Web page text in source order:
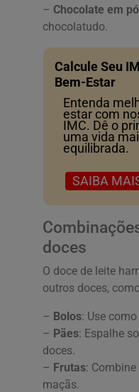
– Chocolate em pó
chocolatudo.
Calcule Seu
Bem-Estar
Entenda
estar com
IMC. Dê o
uma vida
equilibrada.
SAIBA
doces
O doce de leite
outros doces,
– Bolos: Use
– Pães: Espalhe
doces.
– Frutas:
maçãs.